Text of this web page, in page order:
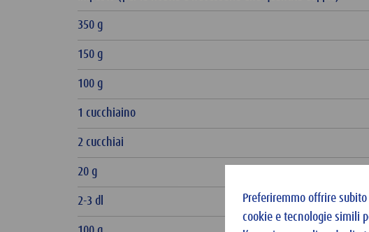
350 g
150 g
100 g
1 cucchiaino
2 cucchiai
20 g
2-3 dl
Preferiremmo offrire
cookie e tecnologie simili